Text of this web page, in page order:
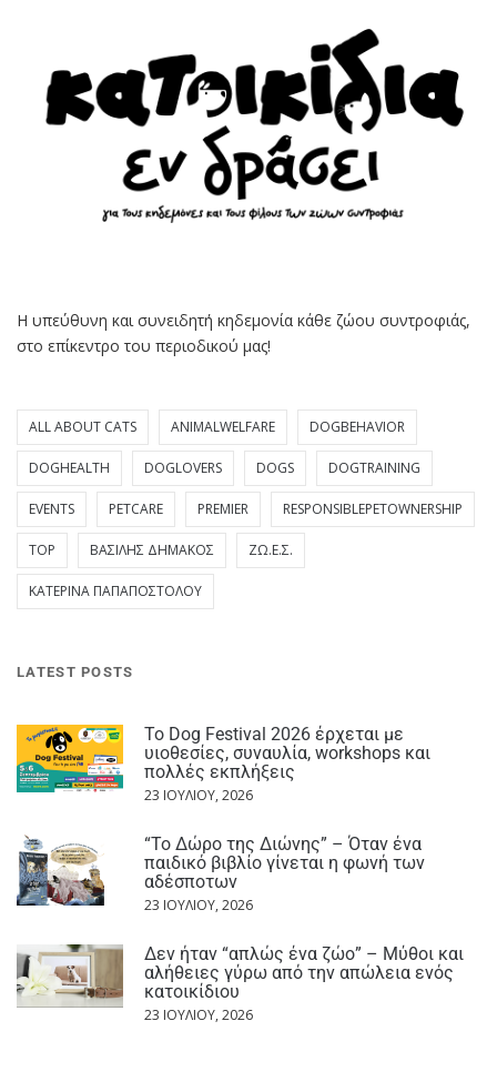
Η υπεύθυνη και συνειδητή κηδεμονία κάθε ζώου συντροφιάς,
στο επίκεντρο του περιοδικού μας!
ALL ABOUT CATS ANIMALWELFARE DOGBEHAVIOR
DOGHEALTH DOGLOVERS DOGS DOGTRAINING
EVENTS PETCARE PREMIER RESPONSIBLEPETOWNERSHIP
TOP ΒΑΣΊΛΗΣ ΔΗΜΆΚΟΣ ΖΩ.Ε.Σ.
ΚΑΤΕΡΊΝΑ ΠΑΠΑΠΟΣΤΌΛΟΥ
LATEST POSTS
Το Dog Festival 2026 έρχεται με
υιοθεσίες, συναυλία, workshops και
πολλές εκπλήξεις
23 ΙΟΥΛΊΟΥ, 2026
“Το Δώρο της Διώνης” – Όταν ένα
παιδικό βιβλίο γίνεται η φωνή των
αδέσποτων
23 ΙΟΥΛΊΟΥ, 2026
Δεν ήταν “απλώς ένα ζώο” – Μύθοι και
αλήθειες γύρω από την απώλεια ενός
κατοικίδιου
23 ΙΟΥΛΊΟΥ, 2026